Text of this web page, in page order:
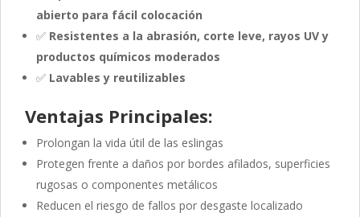
abierto para fácil colocación
✅ Resistentes a la abrasión, corte leve, rayos UV y
productos químicos moderados
✅ Lavables y reutilizables
Ventajas Principales:
Prolongan la vida útil de las eslingas
Protegen frente a daños por bordes afilados, superficies
rugosas o componentes metálicos
Reducen el riesgo de fallos por desgaste localizado